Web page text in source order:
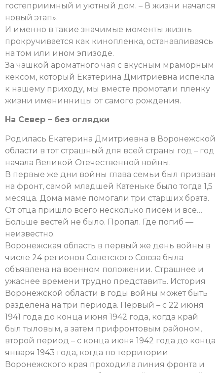
гостеприимный и уютный дом. – В жизни начался
новый этап».
И именно в такие значимые моменты жизнь
прокручивается как кинопленка, останавливаясь
на том или ином эпизоде.
За чашкой ароматного чая с вкусным мраморным
кексом, который Екатерина Дмитриевна испекла
к нашему приходу, мы вместе промотали пленку
жизни именинницы от самого рождения.
На Север – без оглядки
Родилась Екатерина Дмитриевна в Воронежской
области в тот страшный для всей страны год – год
начала Великой Отечественной войны.
В первые же дни войны глава семьи был призван
на фронт, самой младшей Катеньке было тогда 1,5
месяца. Дома маме помогали три старших брата.
От отца пришло всего несколько писем и все…
Больше вестей не было. Пропал. Где погиб —
неизвестно.
Воронежская область в первый же день войны в
числе 24 регионов Советского Союза была
объявлена на военном положении. Страшнее и
ужаснее времени трудно представить. История
Воронежской области в годы войны может быть
разделена на три периода. Первый – с 22 июня
1941 года до конца июня 1942 года, когда край
был тыловым, а затем прифронтовым районом,
второй период – с конца июня 1942 года до конца
января 1943 года, когда по территории
Воронежского края проходила линия фронта и